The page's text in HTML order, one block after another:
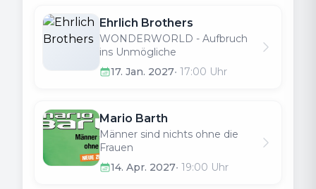
Ehrlich Brothers
WONDERWORLD - Aufbruch
ins Unmögliche
17. Jan. 2027• 17:00 Uhr
Mario Barth
Männer sind nichts ohne die
Frauen
14. Apr. 2027• 19:00 Uhr